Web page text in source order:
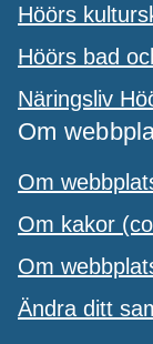
Höörs
Höörs bad
Näringsliv
Om
Om
Om kakor
Om
Ändra ditt